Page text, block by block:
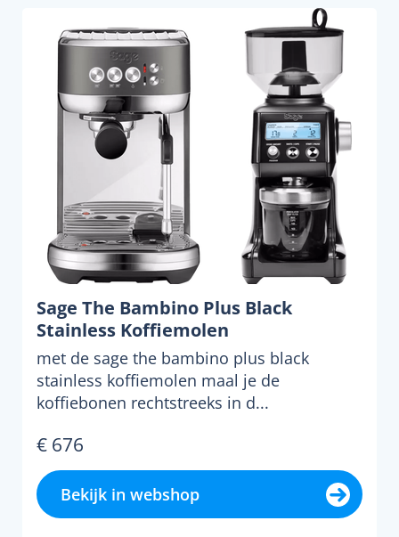
Sage The Bambino Plus Black
Stainless Koffiemolen
met de sage the bambino plus black
stainless koffiemolen maal je de
koffiebonen rechtstreeks in d...
€ 676
Bekijk in webshop